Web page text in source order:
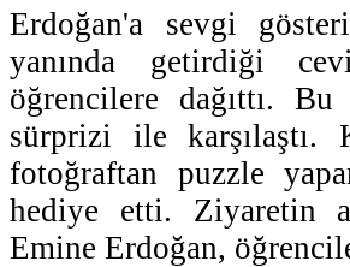
Erdoğan'a sevgi
yanında getirdiği
öğrencilere dağıttı.
sürprizi ile
fotoğraftan puzzle
hediye etti. Ziyaretin
Emine Erdoğan,